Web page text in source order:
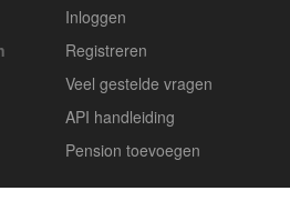
Inloggen
Registreren
Veel gestelde vragen
API handleiding
Pension toevoegen